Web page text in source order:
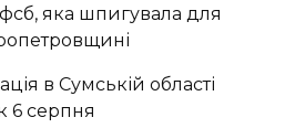
яка шпигувала для
в Сумській області
6 серпня